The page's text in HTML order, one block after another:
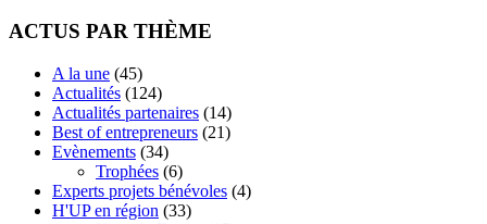
ACTUS PAR THÈME
A la une (45)
Actualités (124)
Actualités partenaires (14)
Best of entrepreneurs (21)
Evènements (34)
Trophées (6)
Experts projets bénévoles (4)
H'UP en région (33)